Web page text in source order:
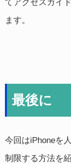
てアクセスガイ
ます。
最後に
今回はiPhoneを
制限する方法を